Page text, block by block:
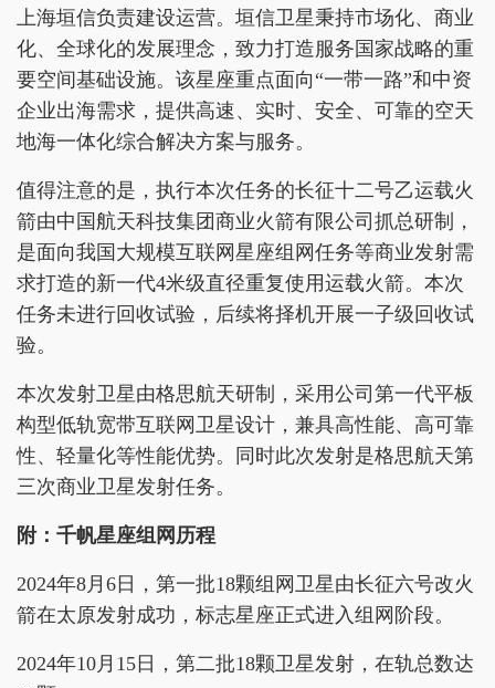
上海垣信负责建设运营。垣信卫星秉持市场化、商业
化、全球化的发展理念，致力打造服务国家战略的重
要空间基础设施。该星座重点面向“一带一路”和中资
企业出海需求，提供高速、实时、安全、可靠的空天
地海一体化综合解决方案与服务。
值得注意的是，执行本次任务的长征十二号乙运载火
箭由中国航天科技集团商业火箭有限公司抓总研制，
是面向我国大规模互联网星座组网任务等商业发射需
求打造的新一代4米级直径重复使用运载火箭。本次
任务未进行回收试验，后续将择机开展一子级回收试
验。
本次发射卫星由格思航天研制，采用公司第一代平板
构型低轨宽带互联网卫星设计，兼具高性能、高可靠
性、轻量化等性能优势。同时此次发射是格思航天第
三次商业卫星发射任务。
附：千帆星座组网历程
2024年8月6日，第一批18颗组网卫星由长征六号改火
箭在太原发射成功，标志星座正式进入组网阶段。
2024年10月15日，第二批18颗卫星发射，在轨总数达